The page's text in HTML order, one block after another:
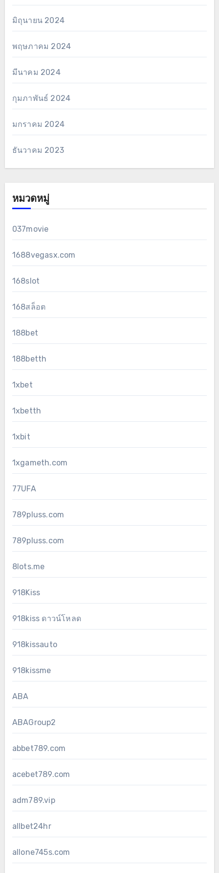
มิถุนายน 2024
พฤษภาคม 2024
มีนาคม 2024
กุมภาพันธ์ 2024
มกราคม 2024
ธันวาคม 2023
หมวดหมู่
037movie
1688vegasx.com
168slot
168สล็อต
188bet
188betth
1xbet
1xbetth
1xbit
1xgameth.com
77UFA
789pluss.com
789pluss.com
8lots.me
918Kiss
918kiss ดาวน์โหลด
918kissauto
918kissme
ABA
ABAGroup2
abbet789.com
acebet789.com
adm789.vip
allbet24hr
allone745s.com